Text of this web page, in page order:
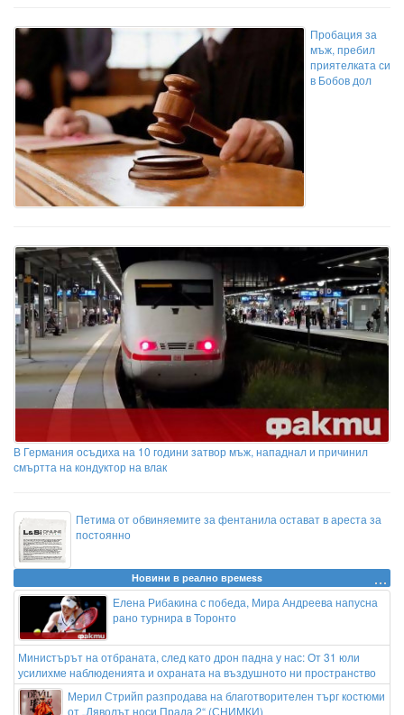
Пробация за
мъж, пребил
приятелката си
в Бобов дол
В Германия осъдиха на 10 години затвор мъж, нападнал и причинил
смъртта на кондуктор на влак
Петима от обвиняемите за фентанила остават в ареста за
постоянно
Новини в реално времеss
Елена Рибакина с победа, Мира Андреева напусна
рано турнира в Торонто
Министърът на отбраната, след като дрон падна у нас: От 31 юли
усилихме наблюденията и охраната на въздушното ни пространство
Мерил Стрийп разпродава на благотворителен търг костюми
от „Дяволът носи Прада 2“ (СНИМКИ)